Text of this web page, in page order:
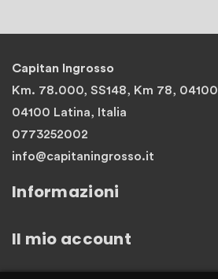
Capitan Ingrosso
Km. 78.000, SS148, Km 78, 04100
04100 Latina, Italia
0773252002
info@capitaningrosso.it
Informazioni
Il mio account